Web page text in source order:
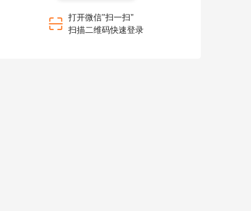
打开微信"扫一扫"
扫描二维码快速登录